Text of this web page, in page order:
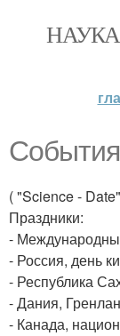
( "Science -
Праздники:
-
- Россия, день
- Республика
- Дания,
- Канада,